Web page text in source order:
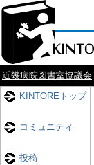
近畿病院図書室協議会
KINTOREトップ
コミュニティ
投稿